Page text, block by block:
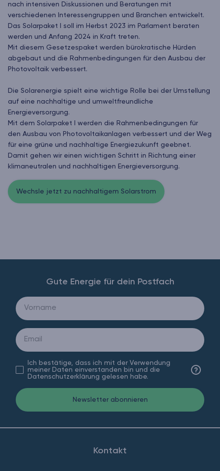
nach intensiven Diskussionen und Beratungen mit
verschiedenen Interessengruppen und Branchen entwickelt.
Das Solarpaket I soll im Herbst 2023 im Parlament beraten
werden und Anfang 2024 in Kraft treten.
Mit diesem Gesetzespaket werden bürokratische Hürden
abgebaut und die Rahmenbedingungen für den Ausbau der
Photovoltaik verbessert.
Die Solarenergie spielt eine wichtige Rolle bei der Umstellung
auf eine nachhaltige und umweltfreundliche
Energieversorgung.
Mit dem Solarpaket I werden die Rahmenbedingungen für
den Ausbau von Photovoltaikanlagen verbessert und der Weg
für eine grüne und nachhaltige Energiezukunft geebnet.
Damit gehen wir einen wichtigen Schritt in Richtung einer
klimaneutralen und nachhaltigen Energieversorgung.
Wechsle jetzt zu nachhaltigem Solarstrom
Gute Energie für dein Postfach
Ich bestätige, dass ich mit der Verwendung
meiner Daten einverstanden bin und die
Datenschutzerklärung gelesen habe.
Newsletter abonnieren
Kontakt